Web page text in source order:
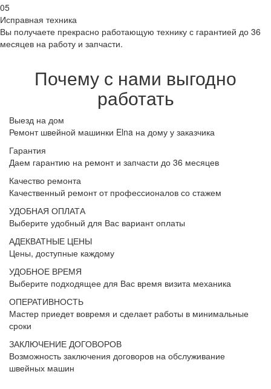
05
Исправная техника
Вы получаете прекрасно работающую технику с гарантией до 36
месяцев на работу и запчасти.
Почему с нами выгодно
работать
Выезд на дом
Ремонт швейной машинки Elna на дому у заказчика
Гарантия
Даем гарантию на ремонт и запчасти до 36 месяцев
Качество ремонта
Качественный ремонт от профессионалов со стажем
УДОБНАЯ ОПЛАТА
Выберите удобный для Вас вариант оплаты
АДЕКВАТНЫЕ ЦЕНЫ
Цены, доступные каждому
УДОБНОЕ ВРЕМЯ
Выберите подходящее для Вас время визита механика
ОПЕРАТИВНОСТЬ
Мастер приедет вовремя и сделает работы в минимальные
сроки
ЗАКЛЮЧЕНИЕ ДОГОВОРОВ
Возможность заключения договоров на обслуживание
швейных машин